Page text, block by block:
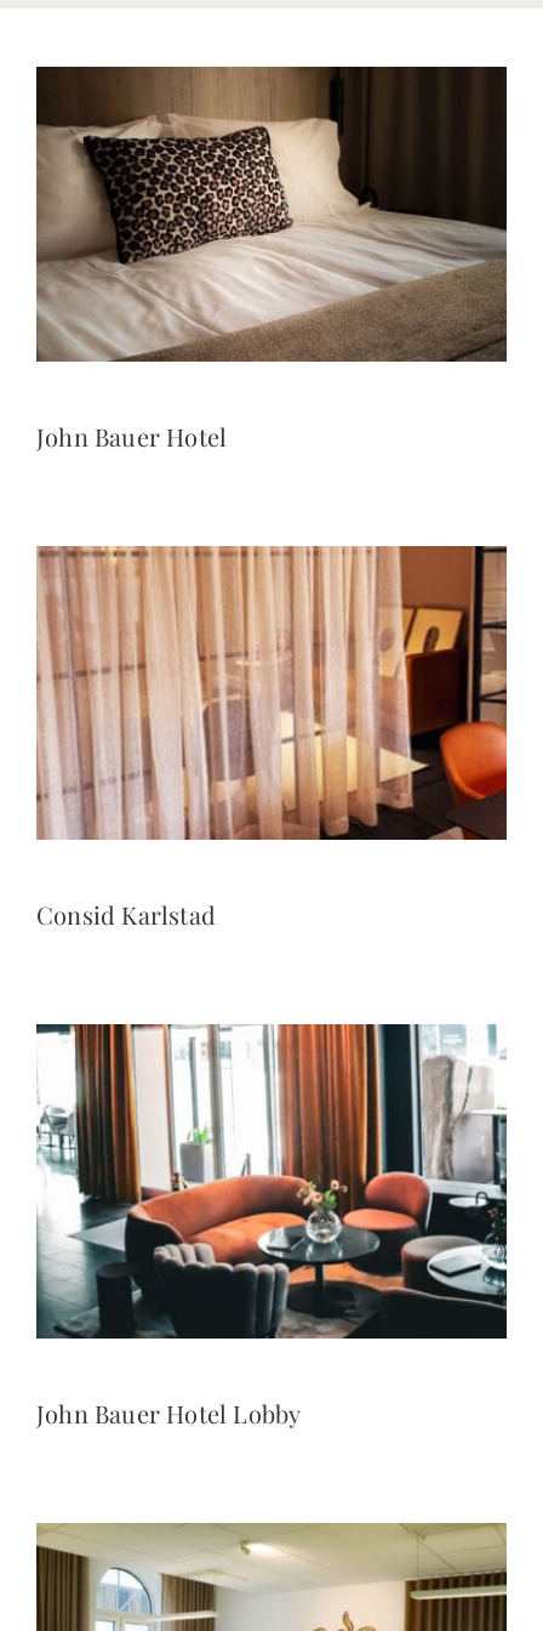
John Bauer Hotel
Consid Karlstad
John Bauer Hotel Lobby